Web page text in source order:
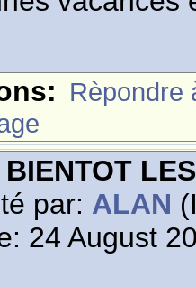
Rèpondre
par: ALAN
24 August